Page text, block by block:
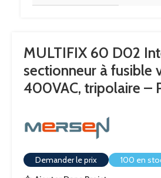
MULTIFIX 60 D02
sectionneur à fusible
400VAC, tripolaire –
Demander le prix
100 en